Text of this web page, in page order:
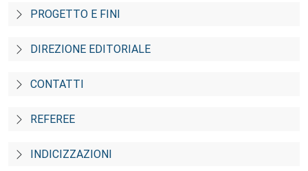
PROGETTO E FINI
DIREZIONE EDITORIALE
CONTATTI
REFEREE
INDICIZZAZIONI